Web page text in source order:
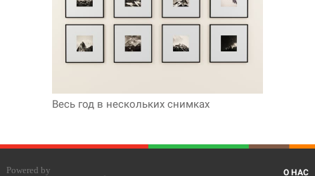
Весь год в нескольких снимках
О НАС